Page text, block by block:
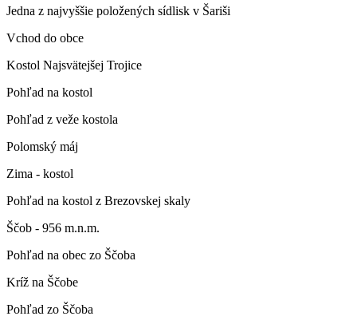
Jedna z najvyššie položených sídlisk v Šariši
Vchod do obce
Kostol Najsvätejšej Trojice
Pohľad na kostol
Pohľad z veže kostola
Polomský máj
Zima - kostol
Pohľad na kostol z Brezovskej skaly
Ščob - 956 m.n.m.
Pohľad na obec zo Ščoba
Kríž na Ščobe
Pohľad zo Ščoba